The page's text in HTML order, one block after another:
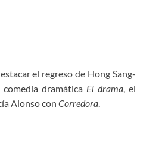
el regreso de Hong Sang-
dramática El drama, el
Alonso con Corredora.